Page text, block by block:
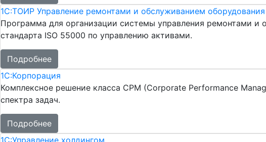
1С:ТОИР Управление ремонтами и обслуживанием
Программа для организации системы управления ремонтами и
стандарта ISO 55000 по управлению активами.
Подробнее
1С:Корпорация
Комплексное решение класса CPM (Corporate Performance
спектра задач.
Подробнее
1С:Управление холдингом